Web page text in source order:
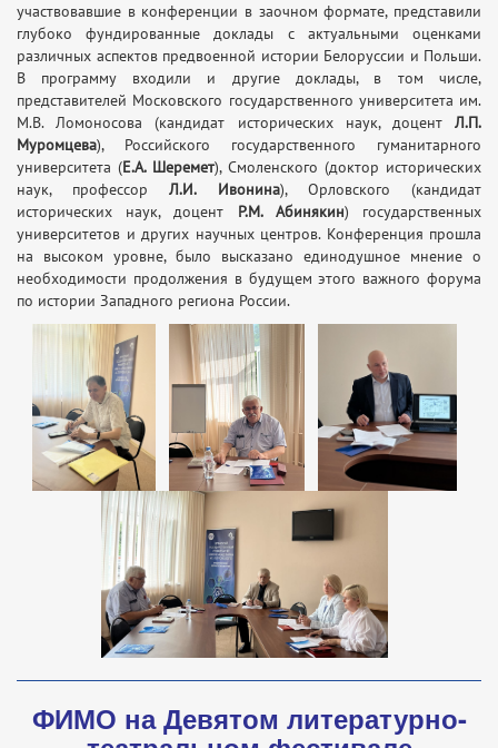
участвовавшие в конференции в заочном формате, представили
глубоко фундированные доклады с актуальными оценками
различных аспектов предвоенной истории Белоруссии и Польши.
В программу входили и другие доклады, в том числе,
представителей Московского государственного университета им.
М.В. Ломоносова (кандидат исторических наук, доцент Л.П.
Муромцева), Российского государственного гуманитарного
университета (Е.А. Шеремет), Смоленского (доктор исторических
наук, профессорЛ.И. Ивонина), Орловского (кандидат
исторических наук, доцент Р.М. Абинякин) государственных
университетов и других научных центров. Конференция прошла
на высоком уровне, было высказано единодушное мнение о
необходимости продолжения в будущем этого важного форума
по истории Западного региона России.
ФИМО на Девятом литературно-